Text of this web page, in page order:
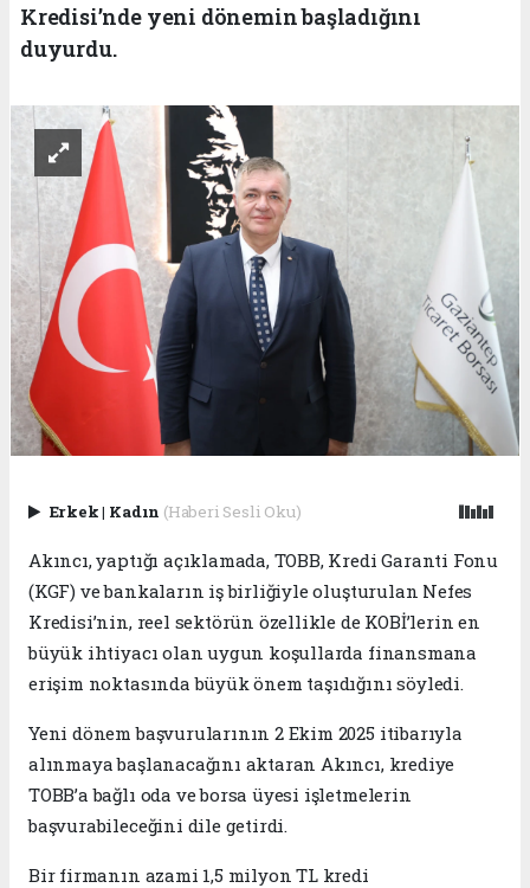
Kredisi’nde yeni dönemin başladığını
duyurdu.
Erkek| Kadın (Haberi Sesli Oku)
Akıncı, yaptığı açıklamada, TOBB, Kredi Garanti Fonu
(KGF) ve bankaların iş birliğiyle oluşturulan Nefes
Kredisi’nin, reel sektörün özellikle de KOBİ’lerin en
büyük ihtiyacı olan uygun koşullarda finansmana
erişim noktasında büyük önem taşıdığını söyledi.
Yeni dönem başvurularının 2 Ekim 2025 itibarıyla
alınmaya başlanacağını aktaran Akıncı, krediye
TOBB’a bağlı oda ve borsa üyesi işletmelerin
başvurabileceğini dile getirdi.
Bir firmanın azami 1,5 milyon TL kredi